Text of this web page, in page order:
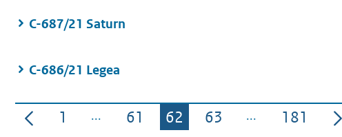
C-687/21 Saturn
C-686/21 Legea
Pagina
1 Pagina
61 Pagina
62 Pagina
63 Pagina
181